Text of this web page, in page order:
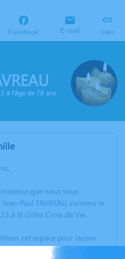
Facebook E-mail Lien
à l'âge de 78 ans
que nous vous
Paul FAVREAU survenu le
à St Gilles Croix de Vie.
cet espace pour laisser
des photos souvenirs, une